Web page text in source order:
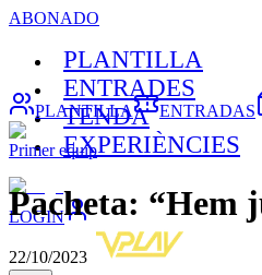
ABONADO
PLANTILLA
ENTRADES
TENDA
EXPERIÈNCIES
LOGIN
PLANTILLA ENTRADAS
Primer equip
Pacheta: “Hem
22/10/2023